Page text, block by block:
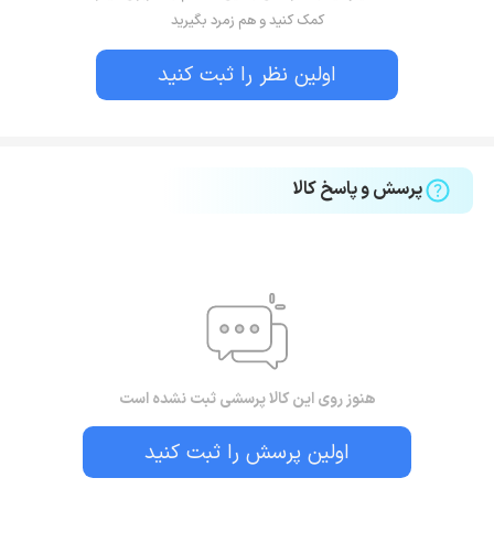
کمک کنید و هم زمرد بگیرید
اولین نظر را ثبت کنید
پرسش و پاسخ کالا
هنوز روی این کالا پرسشی ثبت نشده است
اولین پرسش را ثبت کنید